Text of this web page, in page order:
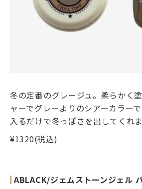
冬の定番のグレージュ。柔らかく
ャーでグレーよりのシアーカラー
入るだけで冬っぽさを出してくれ
¥1320(税込)
ABLACK/ジェムストーンジェル